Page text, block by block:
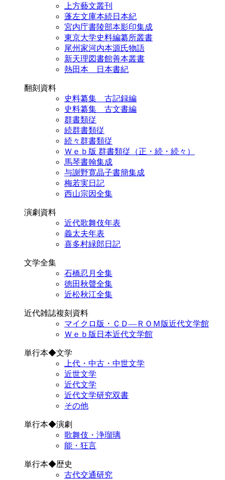
上方藝文叢刊
蓬左文庫本続日本紀
宮内庁書陵部本影印集成
東京大学史料編纂所叢書
尾州家河内本源氏物語
新天理図書館善本叢書
熱田本 日本書紀
翻刻資料
史料纂集 古記録編
史料纂集 古文書編
群書類従
続群書類従
続々群書類従
Ｗｅｂ版 群書類従（正・続・続々）
馬琴書翰集成
与謝野寛晶子書簡集成
梅若実日記
西山宗因全集
演劇資料
近代歌舞伎年表
義太夫年表
喜多村緑郎日記
文学全集
石橋忍月全集
徳田秋聲全集
近松秋江全集
近代雑誌複刻資料
マイクロ版・ＣＤ―ＲＯＭ版近代文学館
Ｗｅｂ版日本近代文学館
単行本◆文学
上代・中古・中世文学
近世文学
近代文学
近代文学研究双書
その他
単行本◆演劇
歌舞伎・浄瑠璃
能・狂言
単行本◆歴史
古代交通研究